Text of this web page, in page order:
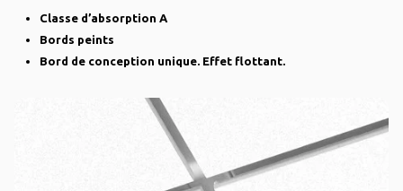
Classe d’absorption A
Bords peints
Bord de conception unique. Effet flottant.